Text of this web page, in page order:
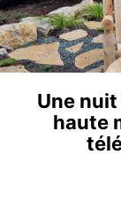
Une
haute